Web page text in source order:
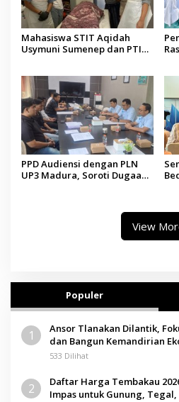
Mahasiswa STIT Aqidah
Usymuni Sumenep dan PTIQ
PPD Audiensi dengan PLN
UP3 Madura, Soroti Dugaan
View
Populer
1
Ansor Tlanakan Dilantik,
dan Bangun Kemandirian
533 Dilihat
2
Daftar Harga Tembakau
Impas untuk Gunung,